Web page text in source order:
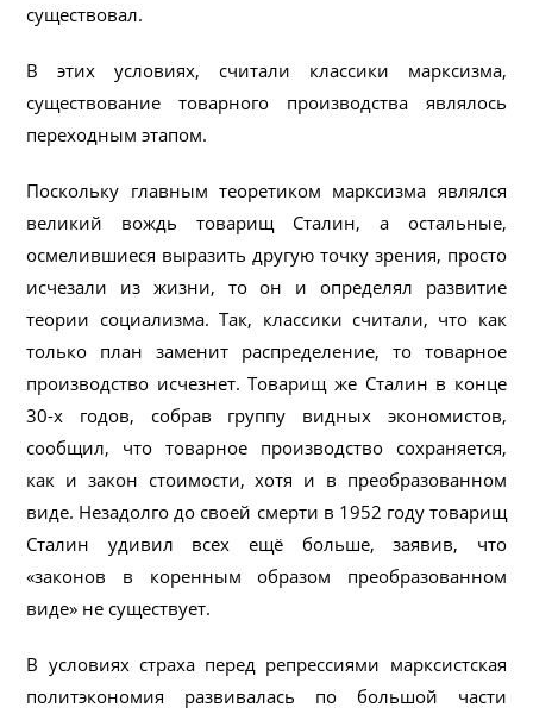
существовал.
В этих условиях, считали классики марксизма,
существование товарного производства являлось
переходным этапом.
Поскольку главным теоретиком марксизма являлся
великий вождь товарищ Сталин, а остальные,
осмелившиеся выразить другую точку зрения, просто
исчезали из жизни, то он и определял развитие
теории социализма. Так, классики считали, что как
только план заменит распределение, то товарное
производство исчезнет. Товарищ же Сталин в конце
30-х годов, собрав группу видных экономистов,
сообщил, что товарное производство сохраняется,
как и закон стоимости, хотя и в преобразованном
виде. Незадолго до своей смерти в 1952 году товарищ
Сталин удивил всех ещё больше, заявив, что
«законов в коренным образом преобразованном
виде» не существует.
В условиях страха перед репрессиями марксистская
политэкономия развивалась по большой части